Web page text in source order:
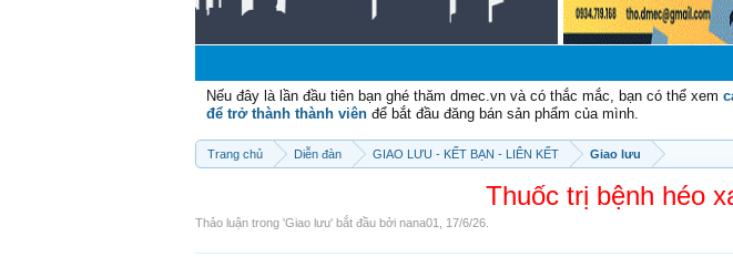
Nếu đây là lần đầu tiên bạn ghé thăm dmec.vn và có thắc mắc, bạn có thể xem
để trở thành thành viên để bắt đầu đăng bán sản phẩm của mình.
Trang chủ Diễn đàn GIAO LƯU - KẾT BẠN - LIÊN KẾT Giao lưu
Thuốc trị bệnh héo
Thảo luận trong 'Giao lưu' bắt đầu bởi nana01 17/6/26